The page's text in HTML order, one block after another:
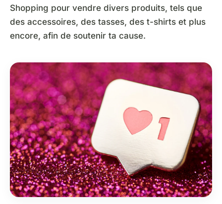
Shopping pour vendre divers produits, tels que
des accessoires, des tasses, des t-shirts et plus
encore, afin de soutenir ta cause.